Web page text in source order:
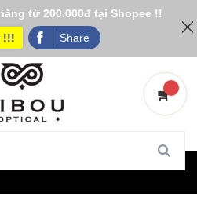
từ 200.000đ tại Shopee !!
!!!
Share